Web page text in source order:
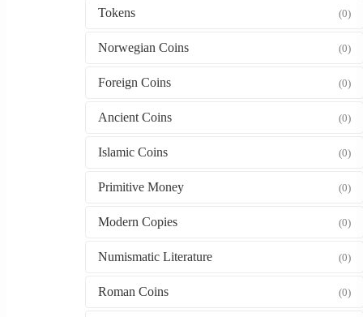
Tokens (0)
Norwegian Coins (0)
Foreign Coins (0)
Ancient Coins (0)
Islamic Coins (0)
Primitive Money (0)
Modern Copies (0)
Numismatic Literature (0)
Roman Coins (0)